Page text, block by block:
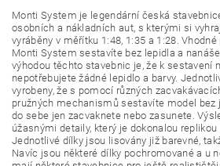
Monti System je legendární česká
osobních a nákladních aut, s kterými si
vyráběny v měřítku 1:48, 1:35 a 1:28.
Monti System sestavíte bez lepidla a
výhodou těchto stavebnic je, že k sestavení
nepotřebujete žádné lepidlo a barvy.
vyrobeny, že s pomocí různých
pružných mechanismů sestavíte model bez
do sebe jen zacvaknete nebo zasunete.
úžasnými detaily, který je dokonalou
Jednotlivé dílky jsou lisovány již barevné,
Navíc jsou některé dílky pochromované a u